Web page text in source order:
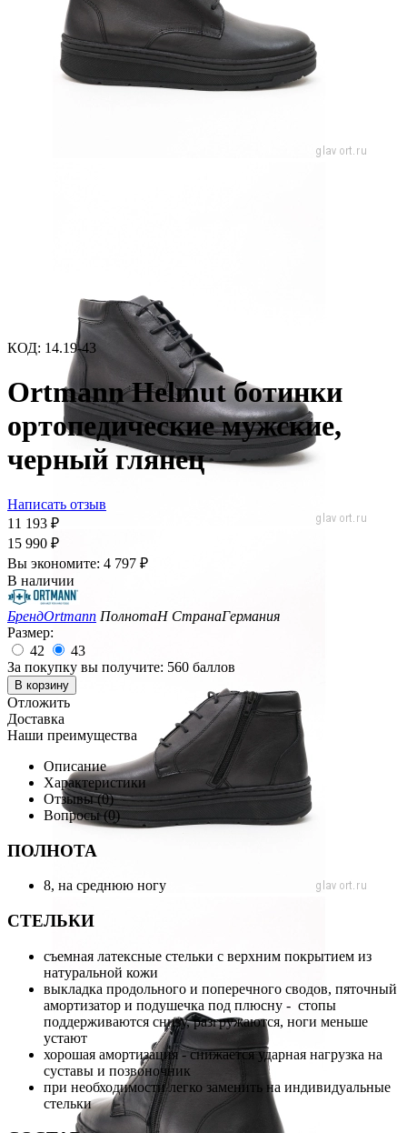
КОД: 14.19-43
Ortmann Helmut ботинки
ортопедические мужские,
черный глянец
Написать отзыв
11 193 ₽
15 990 ₽
Вы экономите: 4 797 ₽
В наличии
БрендOrtmann ПолнотаH СтранаГермания
Размер:
42
43
За покупку вы получите: 560 баллов
В корзину
Отложить
Доставка
Наши преимущества
Описание
Характеристики
Отзывы (0)
Вопросы (0)
ПОЛНОТА
8, на среднюю ногу
СТЕЛЬКИ
съемная латексные стельки с верхним покрытием из
натуральной кожи
выкладка продольного и поперечного сводов, пяточный
амортизатор и подушечка под плюсну - стопы
поддерживаются снизу, разгружаются, ноги меньше
устают
хорошая амортизация - снижается ударная нагрузка на
суставы и позвоночник
при необходимости легко заменить на индивидуальные
стельки